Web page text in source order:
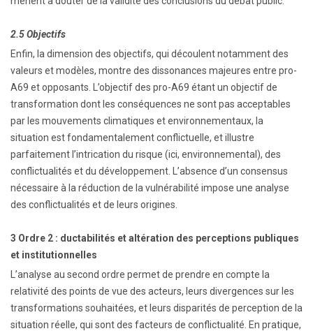
2.5 Objectifs
Enfin, la dimension des objectifs, qui découlent notamment des
valeurs et modèles, montre des dissonances majeures entre pro-
A69 et opposants. L’objectif des pro-A69 étant un objectif de
transformation dont les conséquences ne sont pas acceptables
par les mouvements climatiques et environnementaux, la
situation est fondamentalement conflictuelle, et illustre
parfaitement l’intrication du risque (ici, environnemental), des
conflictualités et du développement. L’absence d’un consensus
nécessaire à la réduction de la vulnérabilité impose une analyse
des conflictualités et de leurs origines.
3 Ordre 2 : ductabilités et altération des perceptions publiques
et institutionnelles
L’analyse au second ordre permet de prendre en compte la
relativité des points de vue des acteurs, leurs divergences sur les
transformations souhaitées, et leurs disparités de perception de la
situation réelle, qui sont des facteurs de conflictualité. En pratique,